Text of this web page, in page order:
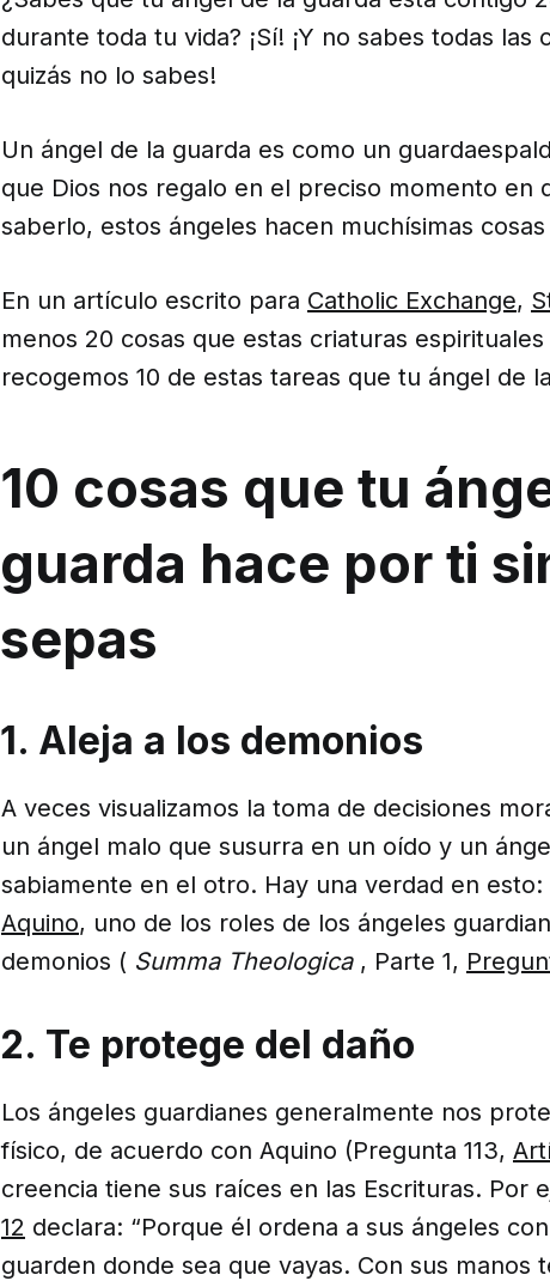
durante toda tu vida? ¡Sí! ¡Y no sabes todas
quizás no lo sabes!
Un ángel de la guarda es como un
que Dios nos regalo en el preciso momento en
saberlo, estos ángeles hacen muchísimas
En un artículo escrito para Catholic Exchange,
menos 20 cosas que estas criaturas
recogemos 10 de estas tareas que tu ángel de
10 cosas que tu
guarda hace por ti
sepas
1. Aleja a los demonios
A veces visualizamos la toma de decisiones
un ángel malo que susurra en un oído y un
sabiamente en el otro. Hay una verdad en esto:
Aquino, uno de los roles de los ángeles
demonios ( Summa Theologica, Parte 1,
2. Te protege del daño
Los ángeles guardianes generalmente nos
físico, de acuerdo con Aquino (Pregunta 113,
creencia tiene sus raíces en las Escrituras. Por
12 declara: “Porque él ordena a sus ángeles
guarden donde sea que vayas. Con sus manos